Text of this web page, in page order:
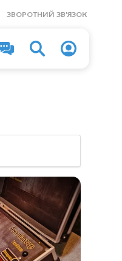
ЗВОРОТНИЙ ЗВ'ЯЗОК